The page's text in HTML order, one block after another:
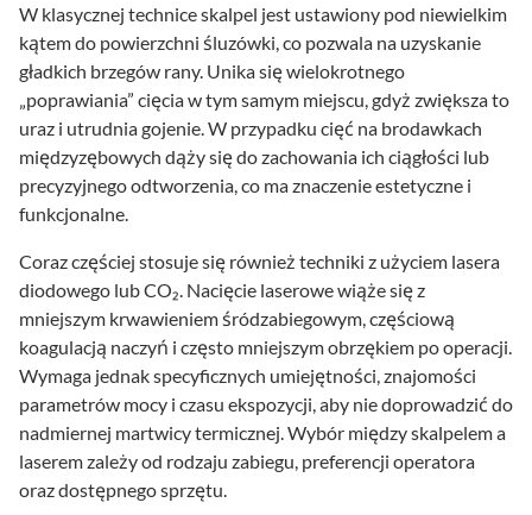
W klasycznej technice skalpel jest ustawiony pod niewielkim
kątem do powierzchni śluzówki, co pozwala na uzyskanie
gładkich brzegów rany. Unika się wielokrotnego
„poprawiania” cięcia w tym samym miejscu, gdyż zwiększa to
uraz i utrudnia gojenie. W przypadku cięć na brodawkach
międzyzębowych dąży się do zachowania ich ciągłości lub
precyzyjnego odtworzenia, co ma znaczenie estetyczne i
funkcjonalne.
Coraz częściej stosuje się również techniki z użyciem lasera
diodowego lub CO₂. Nacięcie laserowe wiąże się z
mniejszym krwawieniem śródzabiegowym, częściową
koagulacją naczyń i często mniejszym obrzękiem po operacji.
Wymaga jednak specyficznych umiejętności, znajomości
parametrów mocy i czasu ekspozycji, aby nie doprowadzić do
nadmiernej martwicy termicznej. Wybór między skalpelem a
laserem zależy od rodzaju zabiegu, preferencji operatora
oraz dostępnego sprzętu.